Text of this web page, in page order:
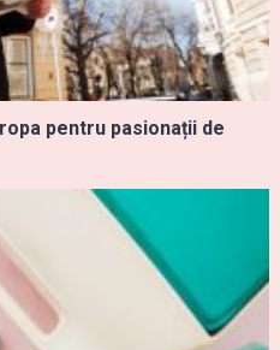
pentru pasionații de